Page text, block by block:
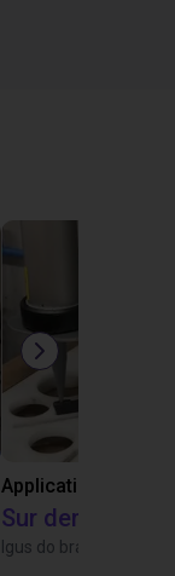
Application of
Sur demande
Igus do brasil